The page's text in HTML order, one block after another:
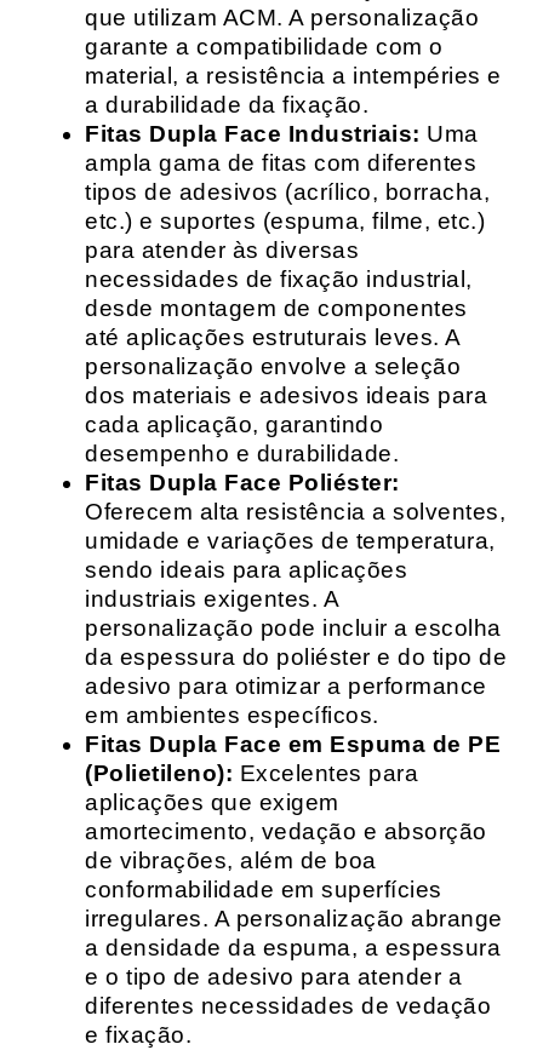
que utilizam ACM. A personalização
garante a compatibilidade com o
material, a resistência a intempéries e
a durabilidade da fixação.
Fitas Dupla Face Industriais: Uma
ampla gama de fitas com diferentes
tipos de adesivos (acrílico, borracha,
etc.) e suportes (espuma, filme, etc.)
para atender às diversas
necessidades de fixação industrial,
desde montagem de componentes
até aplicações estruturais leves. A
personalização envolve a seleção
dos materiais e adesivos ideais para
cada aplicação, garantindo
desempenho e durabilidade.
Fitas Dupla Face Poliéster:
Oferecem alta resistência a solventes,
umidade e variações de temperatura,
sendo ideais para aplicações
industriais exigentes. A
personalização pode incluir a escolha
da espessura do poliéster e do tipo de
adesivo para otimizar a performance
em ambientes específicos.
Fitas Dupla Face em Espuma de PE
(Polietileno): Excelentes para
aplicações que exigem
amortecimento, vedação e absorção
de vibrações, além de boa
conformabilidade em superfícies
irregulares. A personalização abrange
a densidade da espuma, a espessura
e o tipo de adesivo para atender a
diferentes necessidades de vedação
e fixação.